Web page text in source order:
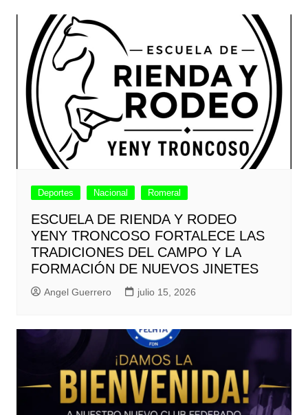
Deportes Nacional Romeral
ESCUELA DE RIENDA Y RODEO
YENY TRONCOSO FORTALECE LAS
TRADICIONES DEL CAMPO Y LA
FORMACIÓN DE NUEVOS JINETES
Angel Guerrero julio 15, 2026